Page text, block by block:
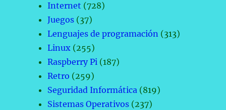
Internet (728)
Juegos (37)
Lenguajes de programación (313)
Linux (255)
Raspberry Pi (187)
Retro (259)
Seguridad Informática (819)
Sistemas Operativos (237)